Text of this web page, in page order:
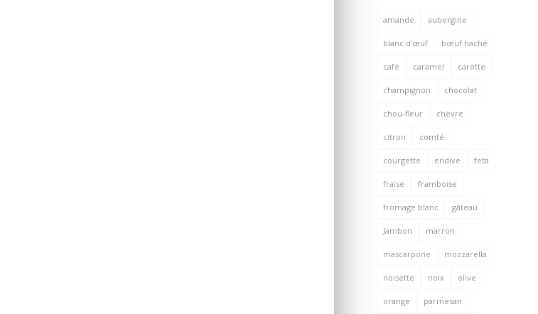
amande aubergine
blanc d'œuf bœuf haché
café caramel carotte
champignon chocolat
chou-fleur chèvre
citron comté
courgette endive feta
fraise framboise
fromage blanc gâteau
Jambon marron
mascarpone mozzarella
noisette noix olive
orange parmesan